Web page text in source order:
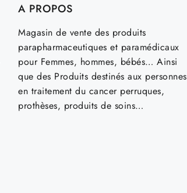
A PROPOS
Magasin de vente des produits
parapharmaceutiques et paramédicaux
pour Femmes, hommes, bébés… Ainsi
que des Produits destinés aux personnes
en traitement du cancer perruques,
prothèses, produits de soins…